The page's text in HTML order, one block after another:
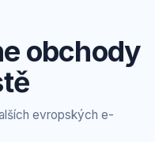
obchody
evropských e-